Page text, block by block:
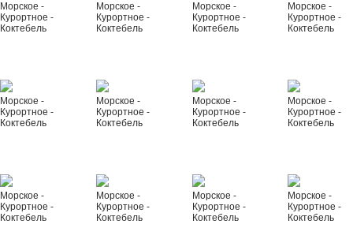
Морское -
Курортное -
Коктебель
Морское -
Курортное -
Коктебель
Морское -
Курортное -
Коктебель
Морское -
Курортное -
Коктебель
Морское -
Курортное -
Коктебель
Морское -
Курортное -
Коктебель
Морское -
Курортное -
Коктебель
Морское -
Курортное -
Коктебель
Морское -
Курортное -
Коктебель
Морское -
Курортное -
Коктебель
Морское -
Курортное -
Коктебель
Морское -
Курортное -
Коктебель